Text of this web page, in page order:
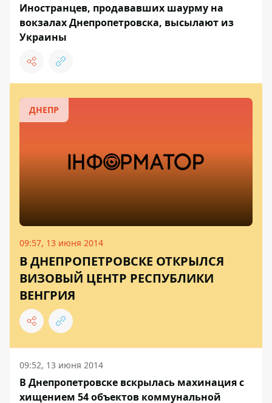
Иностранцев, продававших шаурму на
вокзалах Днепропетровска, высылают из
Украины
ДНЕПР
09:57, 13 июня 2014
В ДНЕПРОПЕТРОВСКЕ ОТКРЫЛСЯ
ВИЗОВЫЙ ЦЕНТР РЕСПУБЛИКИ
ВЕНГРИЯ
09:52, 13 июня 2014
В Днепропетровске вскрылась махинация с
хищением 54 объектов коммунальной